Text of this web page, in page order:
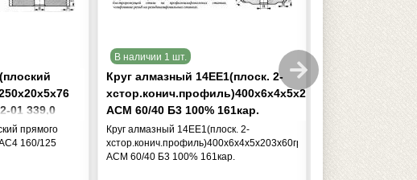
01 339,0
прямого
160/125
В наличии 1 шт.
Круг алмазный 14ЕЕ1(плоск. 2-
хстор.конич.профиль)400х6х4х5х203х60град
АСМ 60/40 Б3 100% 161кар.
Круг алмазный 14ЕЕ1(плоск. 2-
хстор.конич.профиль)400х6х4х5х203х60град
АСМ 60/40 Б3 100% 161кар.
Круг алмазный
АС4 125/100
АС4 125/100 В1-04